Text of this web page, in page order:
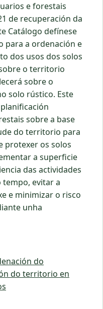
e forestais
de recuperación da
Catálogo defínese
para a ordenación e
dos usos dos solos
o territorio
sobre o
solo rústico. Este
sobre a base
do territorio para
protexer os solos
a superficie
das actividades
evitar a
e minimizar o risco
unha
do
do territorio en